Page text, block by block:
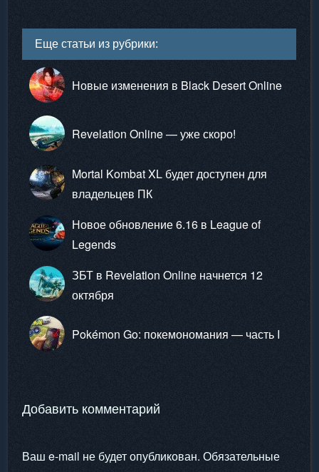
Еще статьи из рубрики:
Новые изменения в Black Desert Online
Revelation Online — уже скоро!
Mortal Kombat XL будет доступен для
владельцев ПК
Новое обновление 6.16 в League of
Legends
ЗБТ в Revelation Online начнется 12
октября
Pokémon Go: покемономания — часть I
Добавить комментарий
Ваш e-mail не будет опубликован. Обязательные